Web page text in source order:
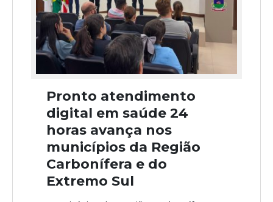
Pronto atendimento
digital em saúde 24
horas avança nos
municípios da Região
Carbonífera e do
Extremo Sul